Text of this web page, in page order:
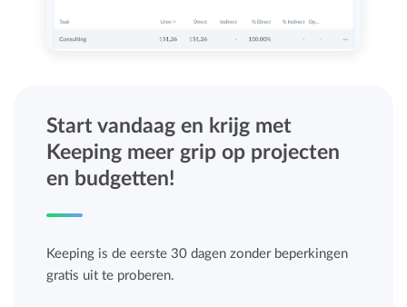
Start vandaag en krijg met
Keeping meer grip op projecten
en budgetten!
Keeping is de eerste 30 dagen zonder beperkingen
gratis uit te proberen.